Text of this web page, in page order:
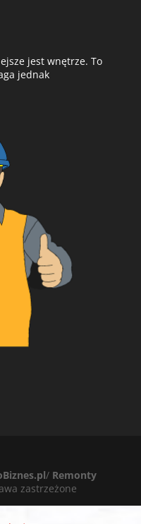
jest wnętrze. To
jednak
/ Remonty
zastrzeżone